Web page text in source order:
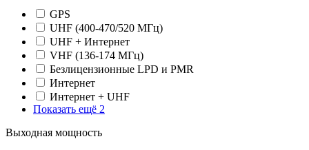
GPS
UHF (400-470/520 МГц)
UHF + Интернет
VHF (136-174 МГц)
Безлицензионные LPD и PMR
Интернет
Интернет + UHF
Показать ещё 2
Выходная мощность